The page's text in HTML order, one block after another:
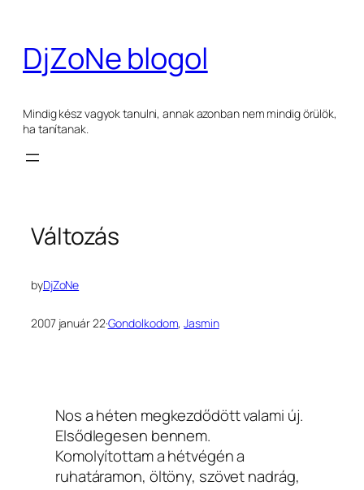
tartalomhoz
DjZoNe blogol
Mindig kész vagyok tanulni, annak azonban nem mindig örülök,
ha tanítanak.
Változás
byDjZoNe
2007 január 22·Gondolkodom, Jasmin
Nos a héten megkezdődött valami új.
Elsődlegesen bennem.
Komolyítottam a hétvégén a
ruhatáramon, öltöny, szövet nadrág,